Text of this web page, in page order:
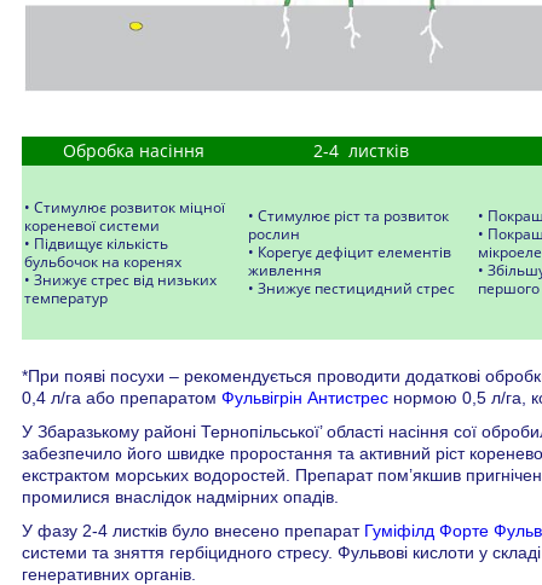
Обробка насіння 2-4 листків
• Стимулює розвиток міцної
кореневої системи
• Підвищує кількість
бульбочок на коренях
• Знижує стрес від низьких
температур
• Стимулює ріст та розвиток
рослин
• Корегує дефіцит елементів
живлення
• Знижує пестицидний стрес
•
•
•
першого
*При появі посухи – рекомендується проводити додаткові
0,4 л/га або препаратом Фульвігрін Антистрес нормою 0,5 л/га,
У Збаразькому районі Тернопільської’ області насіння сої
забезпечило його швидке проростання та активний ріст
екстрактом морських водоростей. Препарат пом’якшив
промилися внаслідок надмірних опадів.
У фазу 2-4 листків було внесено препарат Гуміфілд Форте
системи та зняття гербіцидного стресу. Фульвові кислоти у
генеративних органів.